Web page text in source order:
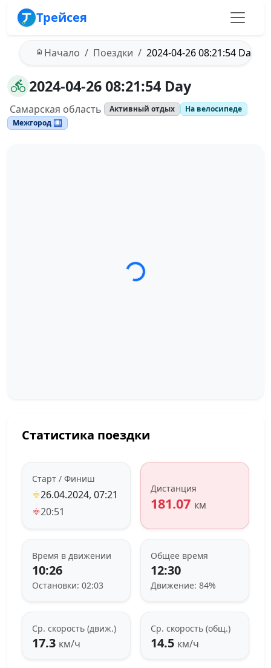
Трейсея
Начало Поездки 2024-04-26 08:21:54 Day
2024-04-26 08:21:54 Day
Самарская область Активный отдых
На велосипеде
Межгород 🛄
Загрузка трека...
Статистика поездки
Старт / Финиш
26.04.2024, 07:21
20:51
Дистанция
181.07 км
Время в движении
10:26
Остановки: 02:03
Общее время
12:30
Движение: 84%
Ср. скорость (движ.)
17.3 км/ч
Ср. скорость (общ.)
14.5 км/ч